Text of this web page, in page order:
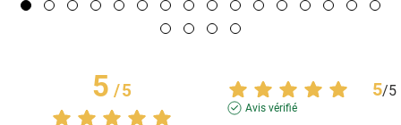
5/5 5/5
Avis vérifié